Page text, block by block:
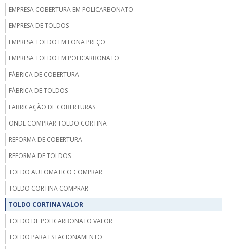
EMPRESA COBERTURA EM POLICARBONATO
EMPRESA DE TOLDOS
EMPRESA TOLDO EM LONA PREÇO
EMPRESA TOLDO EM POLICARBONATO
FÁBRICA DE COBERTURA
FÁBRICA DE TOLDOS
FABRICAÇÃO DE COBERTURAS
ONDE COMPRAR TOLDO CORTINA
REFORMA DE COBERTURA
REFORMA DE TOLDOS
TOLDO AUTOMATICO COMPRAR
TOLDO CORTINA COMPRAR
TOLDO CORTINA VALOR
TOLDO DE POLICARBONATO VALOR
TOLDO PARA ESTACIONAMENTO